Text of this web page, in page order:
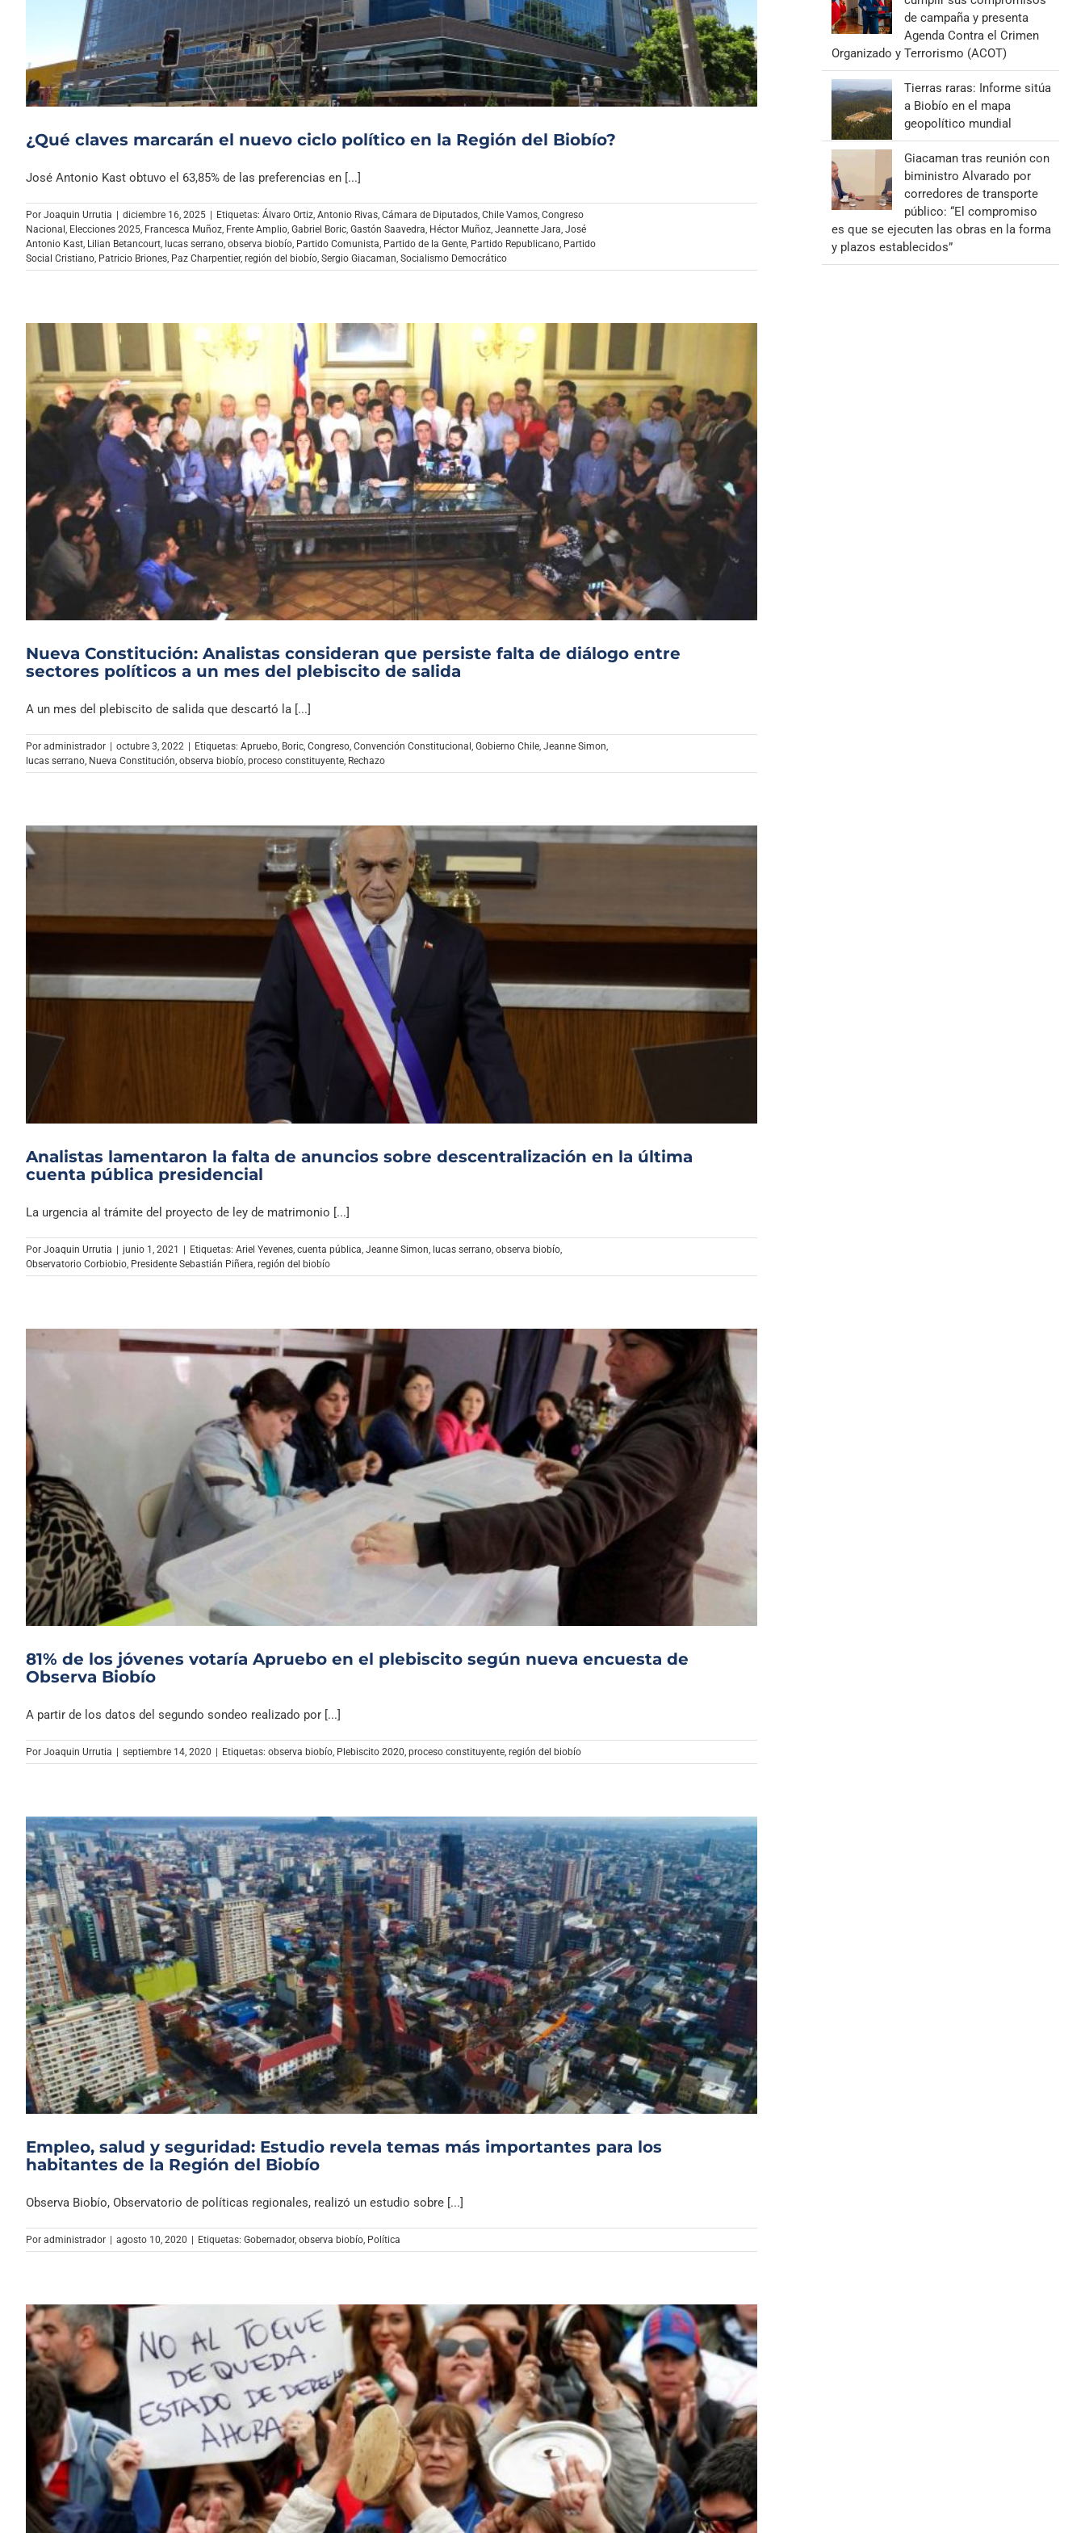
Archivo Sonoro
¿Qué claves marcarán el nuevo ciclo político en la Región del Biobío?
José Antonio Kast obtuvo el 63,85% de las preferencias en [...]
Por Joaquin Urrutia diciembre 16, 2025 Etiquetas: Álvaro Ortiz, Antonio Rivas, Cámara de Diputados, Chile Vamos, Congreso
Nacional , Elecciones 2025, Francesca Muñoz, Frente Amplio, Gabriel Boric, Gastón Saavedra, Héctor Muñoz, Jeannette Jara, José
Antonio Kast, Lilian Betancourt, lucas serrano, observa biobío, Partido Comunista, Partido de la Gente, Partido Republicano, Partido
Social Cristiano, Patricio Briones, Paz Charpentier, región del biobío, Sergio Giacaman, Socialismo Democrático
Nueva Constitución: Analistas consideran que persiste falta de diálogo entre
sectores políticos a un mes del plebiscito de salida
A un mes del plebiscito de salida que descartó la [...]
Por administrador octubre 3, 2022 Etiquetas: Apruebo, Boric, Congreso, Convención Constitucional , Gobierno Chile, Jeanne Simon,
lucas serrano, Nueva Constitución, observa biobío, proceso constituyente, Rechazo
Analistas lamentaron la falta de anuncios sobre descentralización en la última
cuenta pública presidencial
La urgencia al trámite del proyecto de ley de matrimonio [...]
Por Joaquin Urrutia | junio 1, 2021 | Etiquetas: Ariel Yevenes cuenta pública Jeanne Simon lucas serrano observa biobío
Observatorio Corbiobio Presidente Sebastián Piñera región del biobío
81% de los jóvenes votaría Apruebo en el plebiscito según nueva encuesta de
Observa Biobío
A partir de los datos del segundo sondeo realizado por [...]
Por Joaquin Urrutia | septiembre 14, 2020 | Etiquetas: observa biobío Plebiscito 2020 proceso constituyente región del biobío
Empleo, salud y seguridad: Estudio revela temas más importantes para los
habitantes de la Región del Biobío
Observa Biobío, Observatorio de políticas regionales, realizó un estudio sobre [...]
Por administrador agosto 10, 2020 Etiquetas: Gobernador, observa biobío, Política
de campaña y presenta
Agenda Contra el Crimen
Organizado y Terrorismo (ACOT)
Tierras raras: Informe sitúa
a Biobío en el mapa
geopolítico mundial
Giacaman tras reunión con
biministro Alvarado por
corredores de transporte
público: “El compromiso
es que se ejecuten las obras en la forma
y plazos establecidos”